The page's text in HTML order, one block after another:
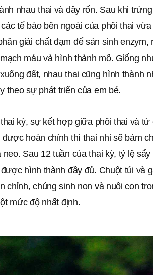
nhau thai và dây rốn. Sau khi
tế bào bên ngoài của phôi thai
giải chất đạm để sản sinh enzym,
máu và hình thành mô. Giống
đất, nhau thai cũng hình thành
theo sự phát triển của em bé.
kỳ, sự kết hợp giữa phôi thai và tử
hoàn chỉnh thì thai nhi sẽ bám
neo. Sau 12 tuần của thai kỳ, tỷ lệ
hình thành đầy đủ. Chuột túi và
chỉnh, chúng sinh non và nuôi con
mức độ nhất định.